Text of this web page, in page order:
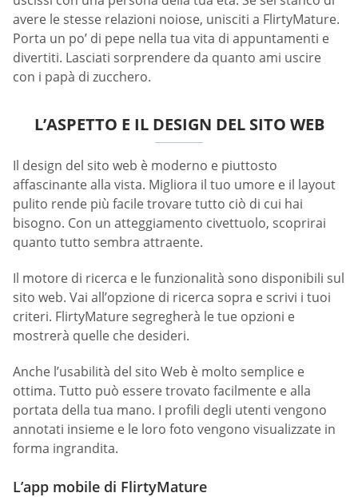
avere le stesse relazioni noiose, unisciti a FlirtyMature.
Porta un po’ di pepe nella tua vita di appuntamenti e
divertiti. Lasciati sorprendere da quanto ami uscire
con i papà di zucchero.
L’ASPETTO E IL DESIGN DEL SITO WEB
Il design del sito web è moderno e piuttosto
affascinante alla vista. Migliora il tuo umore e il layout
pulito rende più facile trovare tutto ciò di cui hai
bisogno. Con un atteggiamento civettuolo, scoprirai
quanto tutto sembra attraente.
Il motore di ricerca e le funzionalità sono disponibili sul
sito web. Vai all’opzione di ricerca sopra e scrivi i tuoi
criteri. FlirtyMature segregherà le tue opzioni e
mostrerà quelle che desideri.
Anche l’usabilità del sito Web è molto semplice e
ottima. Tutto può essere trovato facilmente e alla
portata della tua mano. I profili degli utenti vengono
annotati insieme e le loro foto vengono visualizzate in
forma ingrandita.
L’app mobile di FlirtyMature